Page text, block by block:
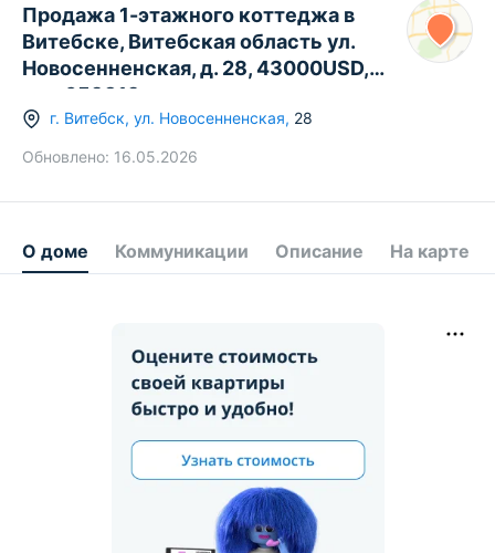
Продажа 1-этажного коттеджа в
Витебске, Витебская область ул.
Новосенненская, д. 28, 43000USD,
код 659319
г. Витебск, ул. Новосенненская, 28
Обновлено: 16.05.2026
О доме Коммуникации Описание На карте